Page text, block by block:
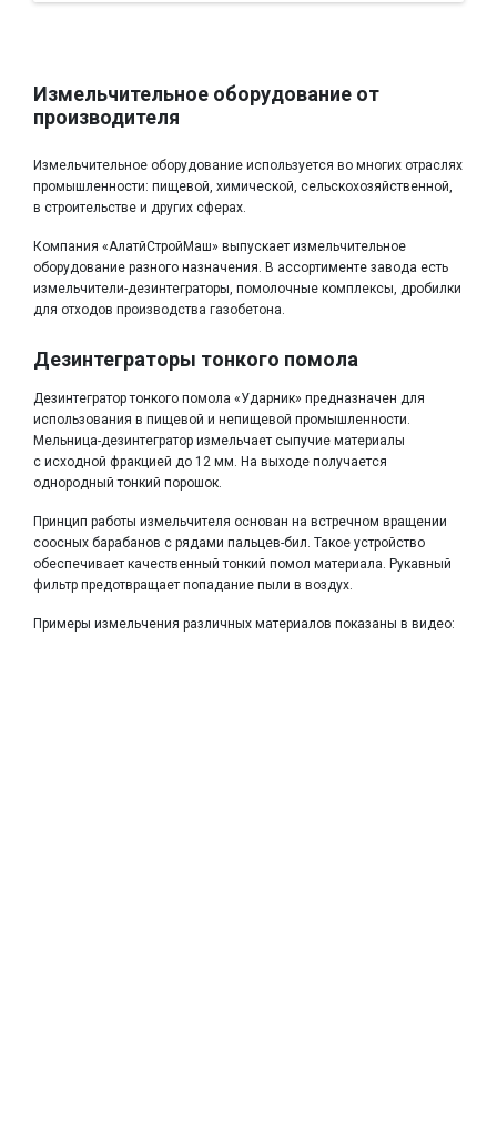
Измельчительное оборудование от
производителя
Измельчительное оборудование используется во многих отраслях
промышленности: пищевой, химической, сельскохозяйственной,
в строительстве и других сферах.
Компания «АлатйСтройМаш» выпускает измельчительное
оборудование разного назначения. В ассортименте завода есть
измельчители-дезинтеграторы, помолочные комплексы, дробилки
для отходов производства газобетона.
Дезинтеграторы тонкого помола
Дезинтегратор тонкого помола «Ударник» предназначен для
использования в пищевой и непищевой промышленности.
Мельница-дезинтегратор измельчает сыпучие материалы
с исходной фракцией до 12 мм. На выходе получается
однородный тонкий порошок.
Принцип работы измельчителя основан на встречном вращении
соосных барабанов с рядами пальцев-бил. Такое устройство
обеспечивает качественный тонкий помол материала. Рукавный
фильтр предотвращает попадание пыли в воздух.
Примеры измельчения различных материалов показаны в видео: